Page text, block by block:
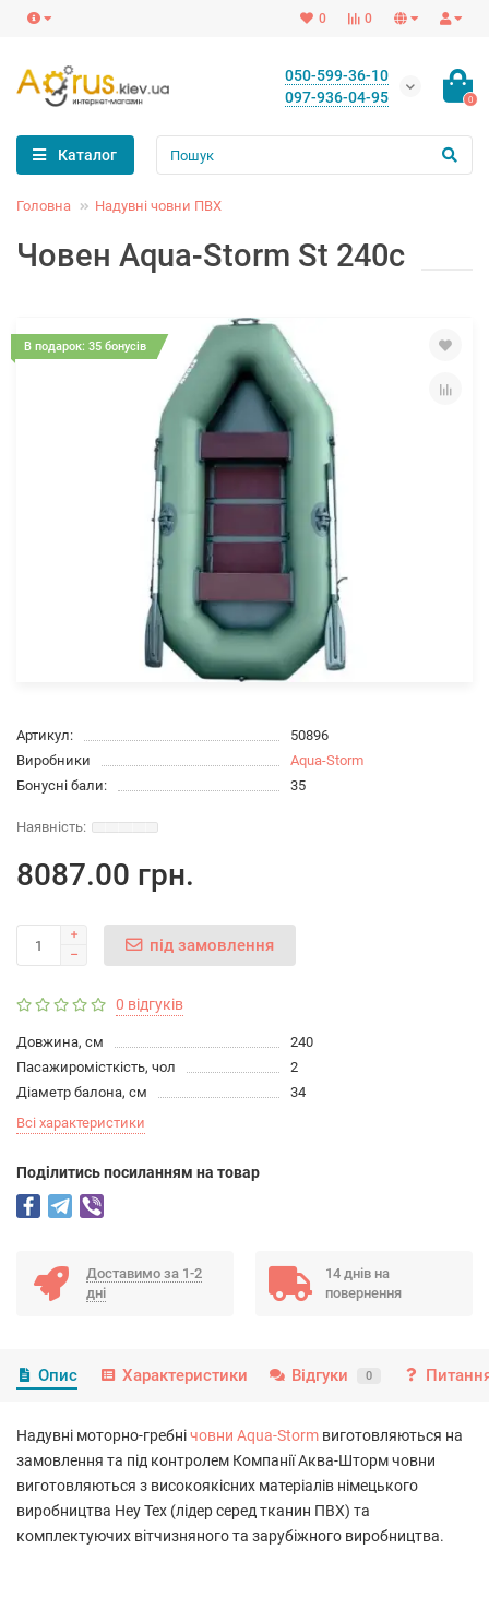
0
0
050-599-36-10
097-936-04-95
0
Каталог
Головна Надувні човни ПВХ
Човен Aqua-Storm St 240c
В подарок: 35 бонусів
Артикул:
50896
Виробники
Aqua-Storm
Бонусні бали:
35
8087.00 грн.
під замовлення
0 відгуків
Довжина, см
240
Пасажиромісткість, чол
2
Діаметр балона, см
34
Всі характеристики
Подiлитись посиланням на товар
Доставимо за 1-2
дні
14 днів на
повернення
Опис Характеристики Відгуки 0
Надувні моторно-гребнічовни Aqua-Storm виготовляються на
замовлення та під контролем Компанії Аква-Шторм човни
виготовляються з високоякісних матеріалів німецького
виробництва Hey Tex (лідер серед тканин ПВХ) та
комплектуючих вітчизняного та зарубіжного виробництва.